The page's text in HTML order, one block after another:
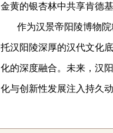
金黄的银杏林中共享肯德
作为汉景帝阳陵博物院
托汉阳陵深厚的汉代文化
化的深度融合。未来，汉
化与创新性发展注入持久动